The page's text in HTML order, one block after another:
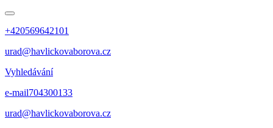
+420569642101
urad@havlickovaborova.cz
Vyhledávání
e-mail704300133
urad@havlickovaborova.cz